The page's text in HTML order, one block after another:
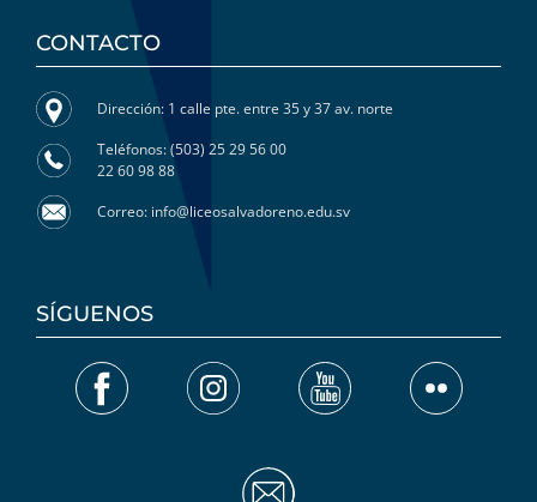
CONTACTO
Dirección: 1 calle pte. entre 35 y 37 av. norte
Teléfonos: (503) 25 29 56 00
22 60 98 88
Correo: info@liceosalvadoreno.edu.sv
SÍGUENOS